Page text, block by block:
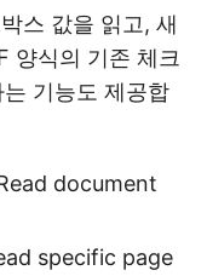
스 값을 읽고, 새
양식의 기존 체크
기능도 제공합
document
specific page